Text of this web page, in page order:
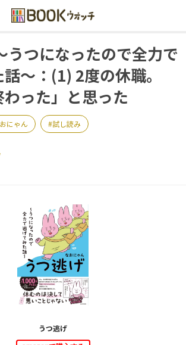
うつになったので全力で
～：(1) 2度の休職。
わった」と思った
にゃん 試し読み
うつ逃げ